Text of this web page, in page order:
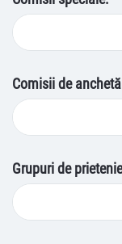
Comisii de
Grupuri de